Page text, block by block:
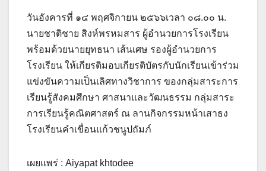
วันอังคารที่ ๑๔ พฤศจิกายน ๒๕๖๖เวลา ๐๘.๐๐ น.
นายชาติชาย สิงห์พรหมสาร ผู้อำนวยการโรงเรียน
พร้อมด้วยนายยุทธนา เส้นเศษ รองผู้อำนวยการ
โรงเรียน ให้เกียรติมอบเกียรติบัตรกับนักเรียนเข้าร่วม
แข่งขันความเป็นเลิศทางวิชาการ ของกลุ่มสาระการ
เรียนรู้สังคมศึกษา ศาสนาและวัฒนธรรม กลุ่มสาระ
การเรียนรู้คณิตศาสตร์ ณ ลานกิจกรรมหน้าเสาธง
โรงเรียนคำเขื่อนแก้วชนูปถัมภ์
เผยแพร่ : Aiyapat khtodee